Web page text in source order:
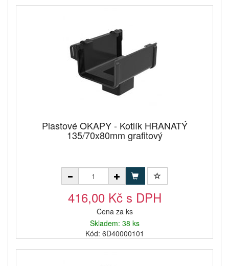
Plastové OKAPY - Kotlík HRANATÝ
135/70x80mm grafitový
416,00 Kč s DPH
Cena za ks
Skladem: 38 ks
Kód: 6D40000101